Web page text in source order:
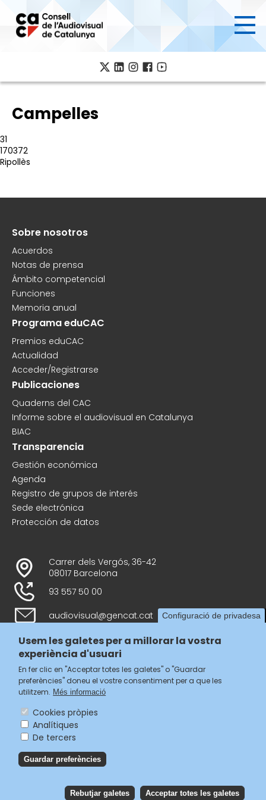
contenido
principal
Campelles
31
170372
Ripollès
Peu
Sobre nosotros
Acuerdos
Notas de prensa
Ámbito competencial
Funciones
Memoria anual
Programa eduCAC
Premios eduCAC
Actualidad
Acceder/Registrarse
Publicaciones
Quaderns del CAC
Informe sobre el audiovisual en Catalunya
BIAC
Transparencia
Gestión económica
Agenda
Registro de grupos de interés
Sede electrónica
Protección de datos
Carrer dels Vergós, 36-42
08017 Barcelona
93 557 50 00
audiovisual@gencat.cat
Follow us
Menú
legal
Accessibilitat
Política de galetes
Configuració de privadesa
Usem les galetes per a millorar la vostra
experiència d'usuari
En fer clic en "Acceptar totes les galetes" o "Guardar
preferències" doneu el vostre consentiment per a que les
utilitzem. Més informació
Cookies pròpies
Analítiques
De tercers
Guardar preferències
Rebutjar galetes Acceptar totes les galetes